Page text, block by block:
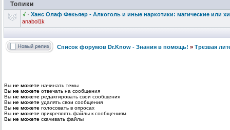
Топики
√ · Ханс Олаф Фекьяер - Алкоголь и иные наркотики: магические или
anabol1k
Список форумов Dr.Know - Знания в помощь! » Трезвая
Вы не можете начинать темы
Вы не можете отвечать на сообщения
Вы не можете редактировать свои сообщения
Вы не можете удалять свои сообщения
Вы не можете голосовать в опросах
Вы не можете прикреплять файлы к сообщениям
Вы не можете скачивать файлы